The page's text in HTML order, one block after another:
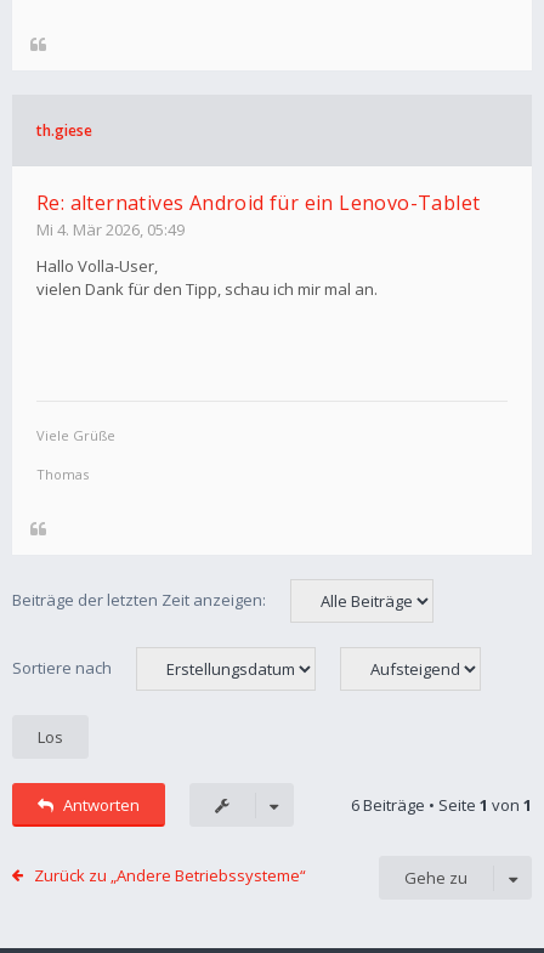
th.giese
Re: alternatives Android für ein Lenovo-Tablet
Mi 4. Mär 2026, 05:49
Hallo Volla-User,
vielen Dank für den Tipp, schau ich mir mal an.
Viele Grüße
Thomas
Beiträge der letzten Zeit anzeigen:
Sortiere nach
Antworten 6 Beiträge • Seite 1 von 1
Zurück zu „Andere Betriebssysteme“ Gehe zu